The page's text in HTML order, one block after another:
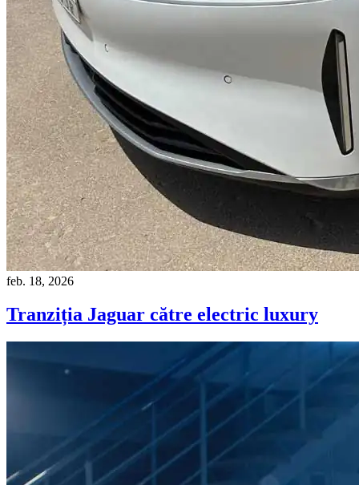
feb. 18, 2026
Tranziția Jaguar către electric luxury